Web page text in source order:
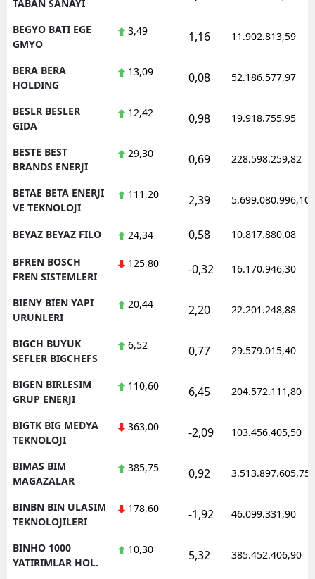
TABAN SANAYI
BEGYO BATI EGE
GMYO
3,49 1,16 11.902.813,59
BERA BERA
HOLDING
13,09 0,08 52.186.577,97
BESLR BESLER
GIDA
12,42 0,98 19.918.755,95
BESTE BEST
BRANDS ENERJI
29,30 0,69 228.598.259,82
BETAE BETA ENERJI
VE TEKNOLOJI
111,20 2,39 5.699.080.996,10
BEYAZ BEYAZ FILO 24,34 0,58 10.817.880,08
BFREN BOSCH
FREN SISTEMLERI
125,80 -0,32 16.170.946,30
BIENY BIEN YAPI
URUNLERI
20,44 2,20 22.201.248,88
BIGCH BUYUK
SEFLER BIGCHEFS
6,52 0,77 29.579.015,40
BIGEN BIRLESIM
GRUP ENERJI
110,60 6,45 204.572.111,80
BIGTK BIG MEDYA
TEKNOLOJI
363,00 -2,09 103.456.405,50
BIMAS BIM
MAGAZALAR
385,75 0,92 3.513.897.605,75
BINBN BIN ULASIM
TEKNOLOJILERI
178,60 -1,92 46.099.331,90
BINHO 1000
YATIRIMLAR HOL.
10,30 5,32 385.452.406,90